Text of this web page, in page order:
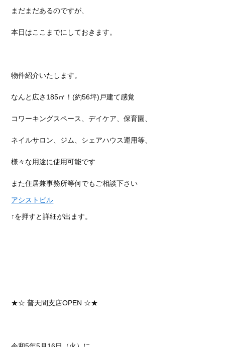
まだまだあるのですが、
本日はここまでにしておきます。
物件紹介いたします。
なんと広さ185㎡！(約56坪)戸建て感覚
コワーキングスペース、デイケア、保育園、
ネイルサロン、ジム、シェアハウス運用等、
様々な用途に使用可能です
また住居兼事務所等何でもご相談下さい
アシストビル
↑を押すと詳細が出ます。
★☆ 普天間支店OPEN ☆★